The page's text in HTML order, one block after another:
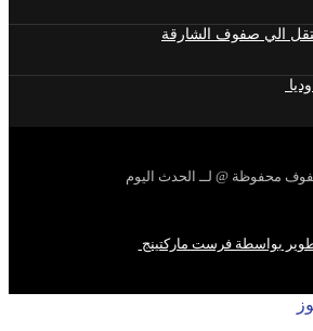
الي صفوف الشارقة
محفوظة @ لــ الحدث اليوم
بواسطة فرست ماركتينج